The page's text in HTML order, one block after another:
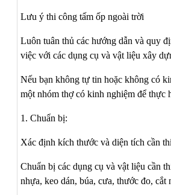
Lưu ý thi công tấm ốp ngoài trời
Luôn tuân thủ các hướng dẫn và quy
việc với các dụng cụ và vật liệu xây
Nếu bạn không tự tin hoặc không có
một nhóm thợ có kinh nghiệm để thực
1. Chuẩn bị:
Xác định kích thước và diện tích cần
Chuẩn bị các dụng cụ và vật liệu cần
nhựa, keo dán, búa, cưa, thước đo, cắt